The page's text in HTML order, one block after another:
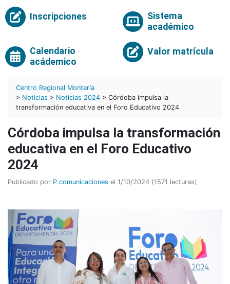
Inscripciones
Sistema
académico
Calendario
acádemico
Valor matrícula
Centro Regional Montería
> Noticias > Noticias 2024 > Córdoba impulsa la
transformación educativa en el Foro Educativo 2024
Córdoba impulsa la transformación
educativa en el Foro Educativo
2024
Publicado por P.comunicaciones el 1/10/2024 (1571 lecturas)